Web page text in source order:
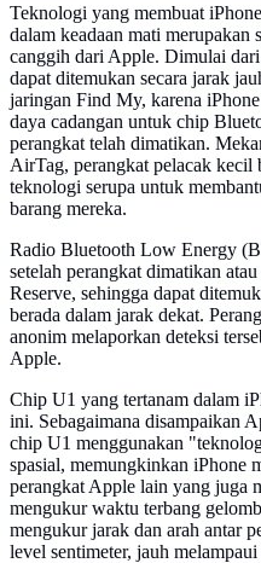
Teknologi yang membuat
dalam keadaan mati merupakan
canggih dari Apple. Dimulai
dapat ditemukan secara jarak
jaringan Find My, karena
daya cadangan untuk chip
perangkat telah dimatikan.
AirTag, perangkat pelacak kecil
teknologi serupa untuk
barang mereka.
Radio Bluetooth Low Energy
setelah perangkat dimatikan
Reserve, sehingga dapat
berada dalam jarak dekat.
anonim melaporkan deteksi
Apple.
Chip U1 yang tertanam dalam
ini. Sebagaimana disampaikan
chip U1 menggunakan
spasial, memungkinkan iPhone
perangkat Apple lain yang juga
mengukur waktu terbang
mengukur jarak dan arah antar
level sentimeter, jauh